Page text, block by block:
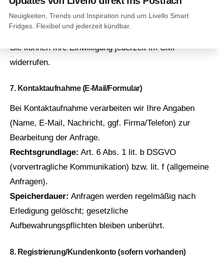
Anzeigen.
Rechtsgrundlage:Einwilligung (lit. a).
Drittländer:
Möglich; Absicherung über SCCs.
Sie können Ihre Einwilligung jederzeit im CMP
widerrufen.
7. Kontaktaufnahme (E‑Mail/Formular)
Bei Kontaktaufnahme verarbeiten wir Ihre Angaben
(Name, E‑Mail, Nachricht, ggf. Firma/Telefon) zur
Bearbeitung der Anfrage.
Rechtsgrundlage: Art. 6 Abs. 1 lit. b DSGVO
(vorvertragliche Kommunikation) bzw. lit. f (allgemeine
Anfragen).
Speicherdauer: Anfragen werden regelmäßig nach
Erledigung gelöscht; gesetzliche
Aufbewahrungspflichten bleiben unberührt.
8. Registrierung/Kundenkonto (sofern vorhanden)
Neuigkeiten, Trends und Inspiration rund um Livello Smart
Fridges. Flexibel und jederzeit kündbar.